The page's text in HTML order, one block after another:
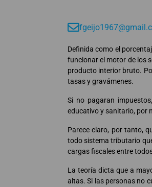
Definida como el
funcionar el motor de los
producto interior bruto.
tasas y gravámenes.
Si no pagaran
educativo y sanitario, por
Parece claro, por tanto,
todo sistema tributario
cargas fiscales entre
La teoría dicta que a
altas. Si las personas no